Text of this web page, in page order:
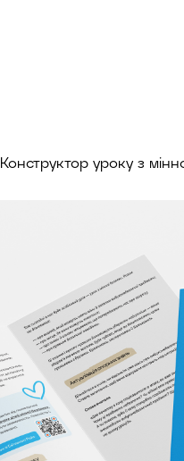
Конструктор уроку з